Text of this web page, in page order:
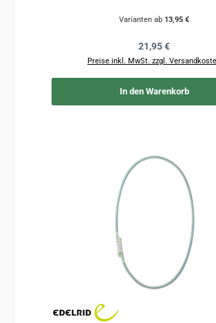
Varianten ab 13,95 €
Regulärer Preis:
21,95 €
Preise inkl. MwSt. zzgl.
In den Warenkorb